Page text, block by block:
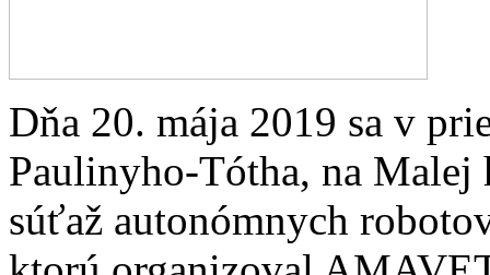
Dňa 20. mája 2019 sa v
Paulinyho-Tótha, na
súťaž autonómnych